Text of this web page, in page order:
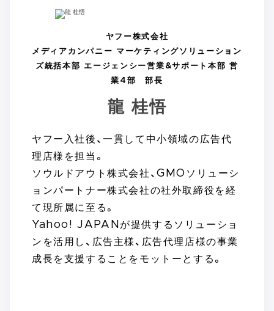
ヤフー株式会社
メディアカンパニー マーケティングソリューション
ズ統括本部 エージェンシー営業&サポート本部 営
業4部 部長
龍 桂悟
ヤフー入社後、一貫して中小領域の広告代
理店様を担当。
ソウルドアウト株式会社、GMOソリューシ
ョンパートナー株式会社の社外取締役を経
て現所属に至る。
Yahoo! JAPANが提供するソリューショ
ンを活用し、広告主様、広告代理店様の事業
成長を支援することをモットーとする。